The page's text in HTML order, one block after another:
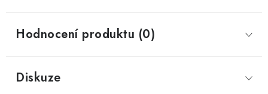
Hodnocení produktu (0)
Diskuze